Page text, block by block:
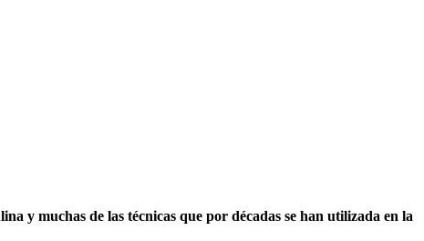
y muchas de las técnicas que por décadas se han utilizada en la